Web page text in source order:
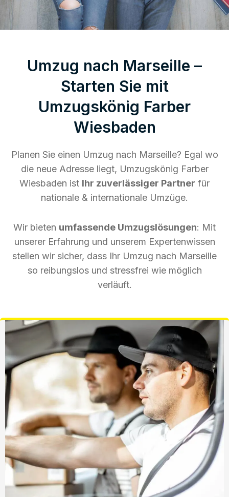
Umzug nach Marseille –
Starten Sie mit
Umzugskönig Farber
Wiesbaden
Planen Sie einen Umzug nach Marseille? Egal wo
die neue Adresse liegt, Umzugskönig Farber
Wiesbaden ist Ihr zuverlässiger Partner für
nationale & internationale Umzüge.
Wir bieten umfassende Umzugslösungen: Mit
unserer Erfahrung und unserem Expertenwissen
stellen wir sicher, dass Ihr Umzug nach Marseille
so reibungslos und stressfrei wie möglich
verläuft.